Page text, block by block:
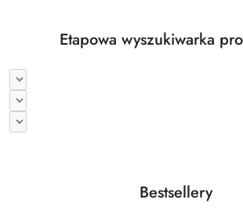
Etapowa wyszukiwarka
Pomiń karuzelę produktów
Produkty
Bestsellery